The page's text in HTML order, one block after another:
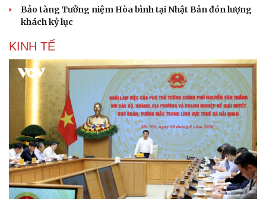
Bảo tàng Tưởng niệm Hòa bình tại Nhật Bản đón lượng
khách kỷ lục
KINH TẾ